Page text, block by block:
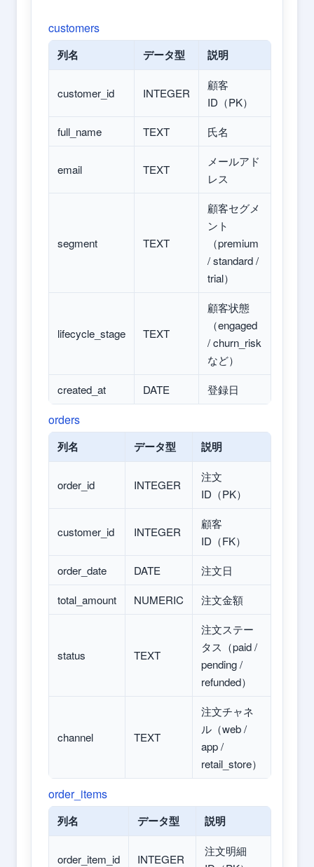
customers
列名 データ型 説明
customer_id INTEGER
顧客
ID（PK）
full_name
TEXT 氏名
email TEXT
メールアド
レス
segment TEXT
顧客セグメ
ント
（premium
/ standard /
trial）
lifecycle_stage TEXT
顧客状態
（engaged
/ churn_risk
など）
created_at
DATE 登録日
orders
列名 データ型 説明
order_id INTEGER
注文
ID（PK）
customer_id INTEGER
顧客
ID（FK）
order_date
DATE
注文日
total_amount
NUMERIC 注文金額
status TEXT
注文ステー
タス（paid /
pending /
refunded）
channel TEXT
注文チャネ
ル（web /
app /
retail_store）
order_items
列名 データ型 説明
order_item_id INTEGER
注文明細